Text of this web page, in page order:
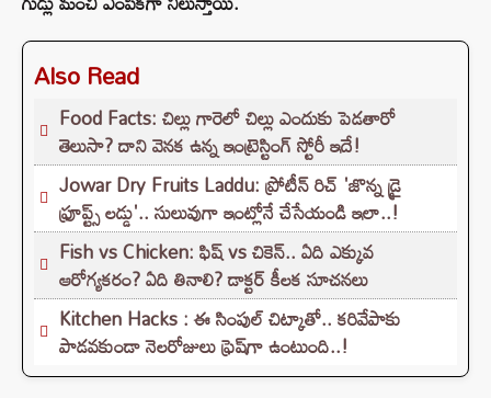
Also Read
Food Facts: చిల్లు గారెలో చిల్లు ఎందుకు పెడతారో
తెలుసా? దాని వెనక ఉన్న ఇంట్రెస్టింగ్ స్టోరీ ఇదే!
Jowar Dry Fruits Laddu: ప్రోటీన్ రిచ్ 'జొన్న డ్రై
ఫ్రూప్ట్స్ లడ్డు'.. సులువుగా ఇంట్లోనే చేసేయండి ఇలా..!
Fish vs Chicken: ఫిష్ vs చికెన్.. ఏది ఎక్కువ
ఆరోగ్యకరం? ఏది తినాలి? డాక్టర్ కీలక సూచనలు
Kitchen Hacks : ఈ సింపుల్ చిట్కాతో.. కరివేపాకు
పాడవకుండా నెలరోజులు ఫ్రెష్‌గా ఉంటుంది..!